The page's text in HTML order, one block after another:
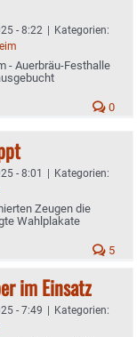
- 8:22 | Kategorien:
- Auerbräu-Festhalle
0
- 8:01 | Kategorien:
Zeugen die
Wahlplakate
5
im Einsatz
- 7:49 | Kategorien: